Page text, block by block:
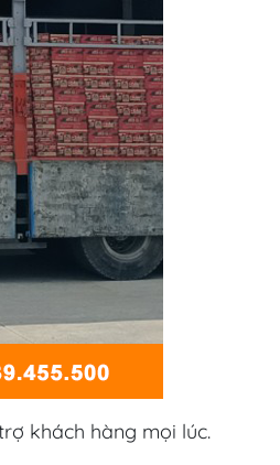
khách hàng mọi lúc.